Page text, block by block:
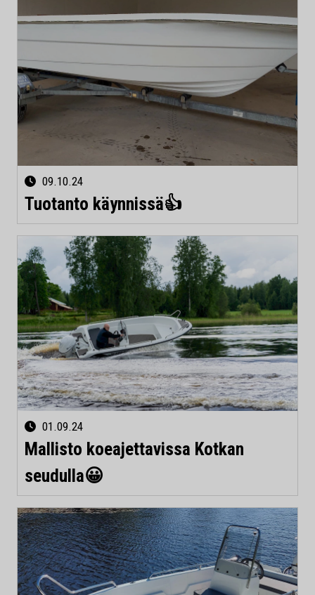
09.10.24
Tuotanto käynnissä👍
01.09.24
Mallisto koeajettavissa Kotkan
seudulla😀